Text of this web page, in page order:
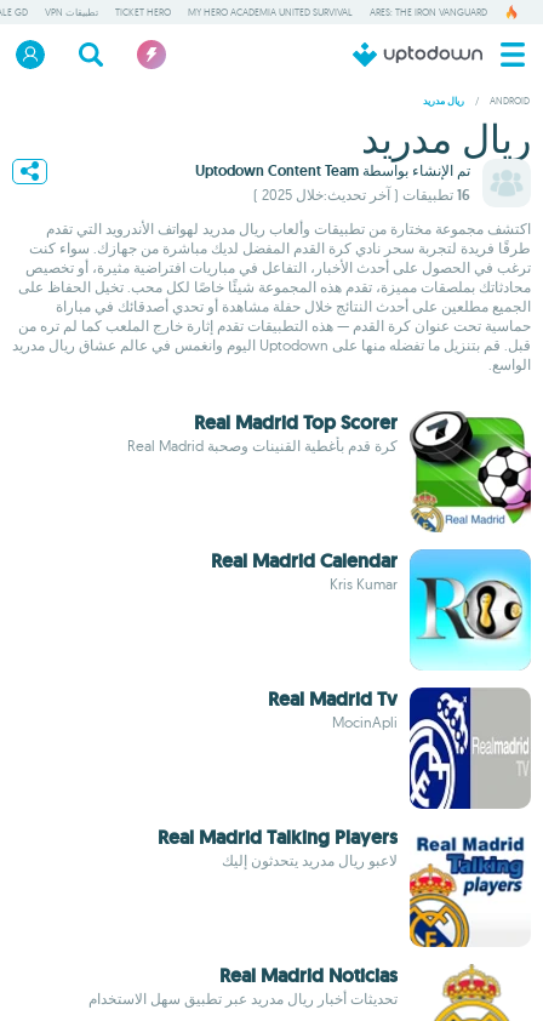
ARES: THE IRON VANGUARD
MY HERO ACADEMIA UNITED SURVIVAL
TICKET HERO تطبيقات VPN GD
ANDROID
/ ريال مدريد
ريال مدريد
تم الإنشاء بواسطة Uptodown Content Team
16 تطبيقات
( آخر تحديث:خلال 2025 )
اكتشف مجموعة مختارة من تطبيقات وألعاب ريال مدريد لهواتف الأندرويد التي تقدم
طرقًا فريدة لتجربة سحر نادي كرة القدم المفضل لديك مباشرة من جهازك. سواء كنت
ترغب في الحصول على أحدث الأخبار، التفاعل في مباريات افتراضية مثيرة، أو تخصيص
محادثاتك بملصقات مميزة، تقدم هذه المجموعة شيئًا خاصًا لكل محب. تخيل الحفاظ على
الجميع مطلعين على أحدث النتائج خلال حفلة مشاهدة أو تحدي أصدقائك في مباراة
حماسية تحت عنوان كرة القدم — هذه التطبيقات تقدم إثارة خارج الملعب كما لم تره من
قبل. قم بتنزيل ما تفضله منها على Uptodown اليوم وانغمس في عالم عشاق ريال مدريد
الواسع.
Real Madrid Top Scorer
كرة قدم بأغطية القنينات وصحبة Real Madrid
Real Madrid Calendar
Kris Kumar
Real Madrid Tv
MocinApli
Real Madrid Talking Players
لاعبو ريال مدريد يتحدثون إليك
Real Madrid Noticias
تحديثات أخبار ريال مدريد عبر تطبيق سهل الاستخدام